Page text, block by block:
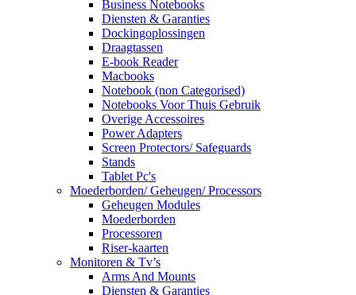
Business Notebooks
Diensten & Garanties
Dockingoplossingen
Draagtassen
E-book Reader
Macbooks
Notebook (non Categorised)
Notebooks Voor Thuis Gebruik
Overige Accessoires
Power Adapters
Screen Protectors/ Safeguards
Stands
Tablet Pc's
Moederborden/ Geheugen/ Processors
Geheugen Modules
Moederborden
Processoren
Riser-kaarten
Monitoren & Tv’s
Arms And Mounts
Diensten & Garanties